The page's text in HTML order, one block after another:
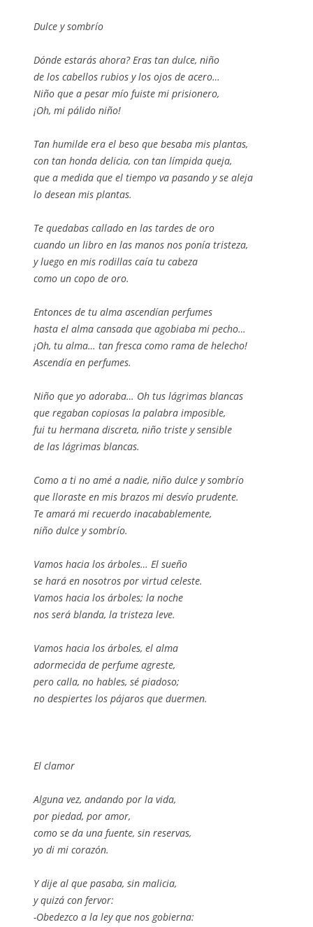
Dulce y sombrío
Dónde estarás ahora? Eras tan dulce, niño
de los cabellos rubios y los ojos de acero…
Niño que a pesar mío fuiste mi prisionero,
¡Oh, mi pálido niño!
Tan humilde era el beso que besaba mis plantas,
con tan honda delicia, con tan límpida queja,
que a medida que el tiempo va pasando y se aleja
lo desean mis plantas.
Te quedabas callado en las tardes de oro
cuando un libro en las manos nos ponía tristeza,
y luego en mis rodillas caía tu cabeza
como un copo de oro.
Entonces de tu alma ascendían perfumes
hasta el alma cansada que agobiaba mi pecho…
¡Oh, tu alma… tan fresca como rama de helecho!
Ascendía en perfumes.
Niño que yo adoraba… Oh tus lágrimas blancas
que regaban copiosas la palabra imposible,
fui tu hermana discreta, niño triste y sensible
de las lágrimas blancas.
Como a ti no amé a nadie, niño dulce y sombrío
que lloraste en mis brazos mi desvío prudente.
Te amará mi recuerdo inacabablemente,
niño dulce y sombrío.
Vamos hacia los árboles… El sueño
se hará en nosotros por virtud celeste.
Vamos hacia los árboles; la noche
nos será blanda, la tristeza leve.
Vamos hacia los árboles, el alma
adormecida de perfume agreste,
pero calla, no hables, sé piadoso;
no despiertes los pájaros que duermen.
El clamor
Alguna vez, andando por la vida,
por piedad, por amor,
como se da una fuente, sin reservas,
yo di mi corazón.
Y dije al que pasaba, sin malicia,
y quizá con fervor:
-Obedezco a la ley que nos gobierna: